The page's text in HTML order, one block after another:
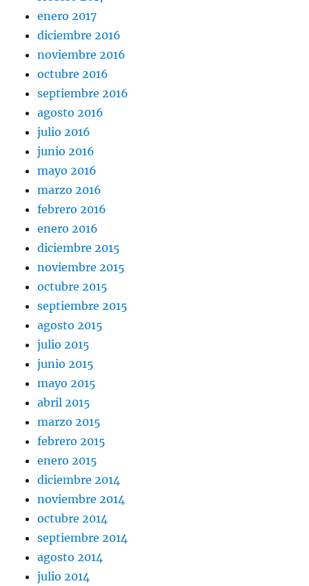
enero 2017
diciembre 2016
noviembre 2016
octubre 2016
septiembre 2016
agosto 2016
julio 2016
junio 2016
mayo 2016
marzo 2016
febrero 2016
enero 2016
diciembre 2015
noviembre 2015
octubre 2015
septiembre 2015
agosto 2015
julio 2015
junio 2015
mayo 2015
abril 2015
marzo 2015
febrero 2015
enero 2015
diciembre 2014
noviembre 2014
octubre 2014
septiembre 2014
agosto 2014
julio 2014